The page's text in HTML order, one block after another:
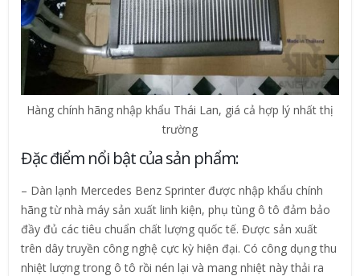
Hàng chính hãng nhập khẩu Thái Lan, giá cả hợp lý nhất thị
trường
Đặc điểm nổi bật của sản phẩm:
– Dàn lạnh Mercedes Benz Sprinter​ được nhập khẩu chính
hãng từ nhà máy sản xuất linh kiện, phụ tùng ô tô đảm bảo
đầy đủ các tiêu chuẩn chất lượng quốc tế. Được sản xuất
trên dây truyền công nghệ cực kỳ hiện đại. Có công dụng thu
nhiệt lượng trong ô tô rồi nén lại và mang nhiệt này thải ra